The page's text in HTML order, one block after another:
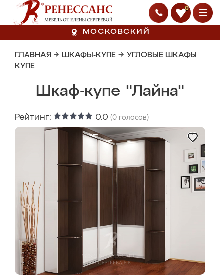
0
МОСКОВСКИЙ
ГЛАВНАЯ → ШКАФЫ-КУПЕ → УГЛОВЫЕ ШКАФЫ
КУПЕ
Шкаф-купе "Лайна"
Рейтинг: 0.0 (0 голосов)